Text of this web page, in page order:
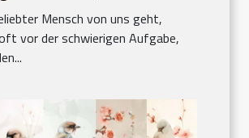
Mensch von uns geht,
vor der schwierigen Aufgabe,